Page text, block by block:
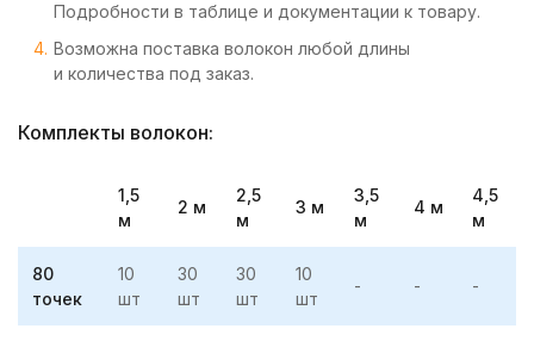
Подробности в таблице и документации к товару.
Возможна поставка волокон любой длины
и количества под заказ.
Комплекты волокон:
1,5
м
2 м
2,5
м
3 м
3,5
м
4 м
4,5
м
80
точек
10
шт
30
шт
30
шт
10
шт
- - -